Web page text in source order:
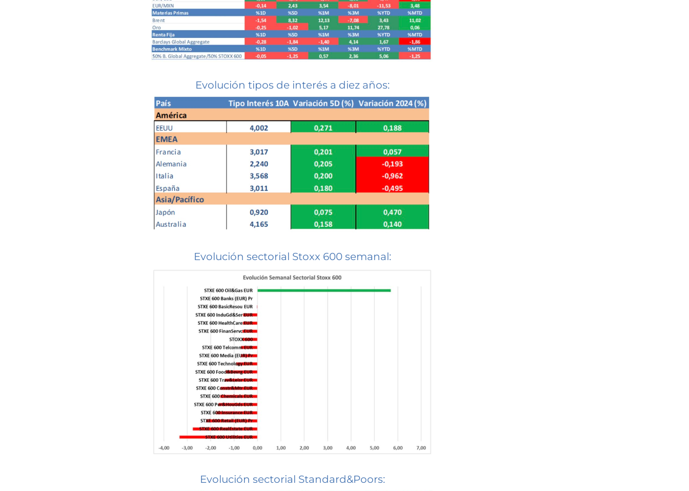
Evolución tipos de interés a diez años:
Evolución sectorial Stoxx 600 semanal:
Evolución sectorial Standard&Poors: